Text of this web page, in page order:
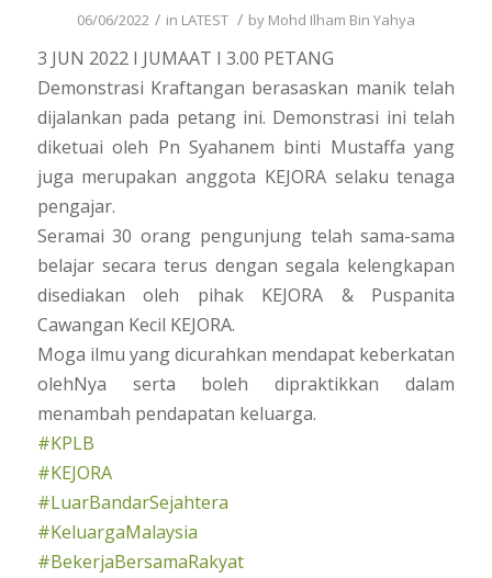
06/06/2022 / in LATEST / by Mohd Ilham Bin Yahya
3 JUN 2022 I JUMAAT I 3.00 PETANG
Demonstrasi Kraftangan berasaskan manik telah
dijalankan pada petang ini. Demonstrasi ini telah
diketuai oleh Pn Syahanem binti Mustaffa yang
juga merupakan anggota KEJORA selaku tenaga
pengajar.
Seramai 30 orang pengunjung telah sama-sama
belajar secara terus dengan segala kelengkapan
disediakan oleh pihak KEJORA & Puspanita
Cawangan Kecil KEJORA.
Moga ilmu yang dicurahkan mendapat keberkatan
olehNya serta boleh dipraktikkan dalam
menambah pendapatan keluarga.
#KPLB
#KEJORA
#LuarBandarSejahtera
#KeluargaMalaysia
#BekerjaBersamaRakyat